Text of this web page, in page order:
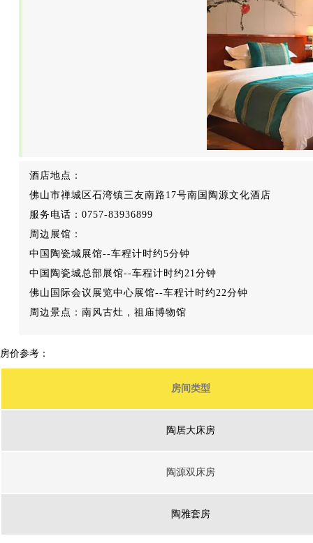
酒店地点：
佛山市禅城区石湾镇三友南路17号南国陶源文化酒店
服务电话：0757-83936899
周边展馆：
中国陶瓷城展馆--车程计时约5分钟
中国陶瓷城总部展馆--车程计时约21分钟
佛山国际会议展览中心展馆--车程计时约22分钟
周边景点：南风古灶，祖庙博物馆
房价参考：
房间类型
陶居大床房
陶源双床房
陶雅套房